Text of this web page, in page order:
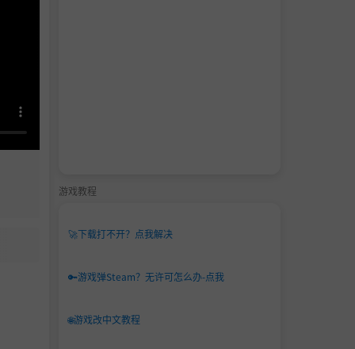
游戏教程
🚀下载打不开？点我解决
🔑游戏弹Steam？无许可怎么办-点我
🌐游戏改中文教程